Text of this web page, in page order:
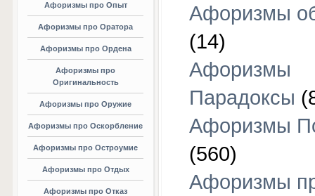
Афоризмы про Опыт
Афоризмы про Оратора
Афоризмы про Ордена
Афоризмы про
Оригинальность
Афоризмы про Оружие
Афоризмы про Оскорбление
Афоризмы про Остроумие
Афоризмы про Отдых
Афоризмы про Отказ
Афоризмы
(14)
Афоризмы
Парадоксы
Афоризмы
(560)
Афоризмы